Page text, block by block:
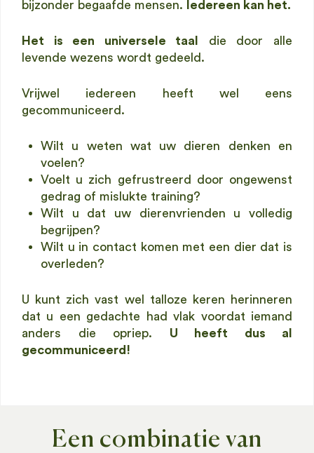
bijzonder begaafde mensen. Iedereen kan het.
Het is een universele taal
die door alle
levende wezens wordt gedeeld.
Vrijwel iedereen heeft wel eens
gecommuniceerd.
Wilt u weten wat uw dieren denken en
voelen?
Voelt u zich gefrustreerd door ongewenst
gedrag of mislukte training?
Wilt u dat uw dierenvrienden u volledig
begrijpen?
Wilt u in contact komen met een dier dat is
overleden?
U kunt zich vast wel talloze keren herinneren
dat u een gedachte had vlak voordat iemand
anders die opriep. U heeft dus al
gecommuniceerd!
Een combinatie van